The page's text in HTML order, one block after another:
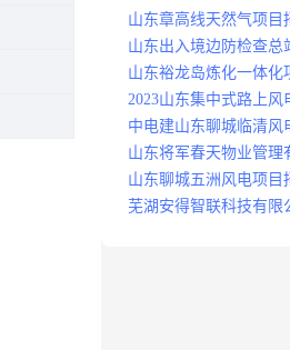
山东章高线天然气项目
山东出入境边防检查总
项目招标中标
山东裕龙岛炼化一体化
2023山东集中式路上风
中电建山东聊城临清风
山东将军春天物业管理
服务项目招标公告
山东聊城五洲风电项目
芜湖安得智联科技有限